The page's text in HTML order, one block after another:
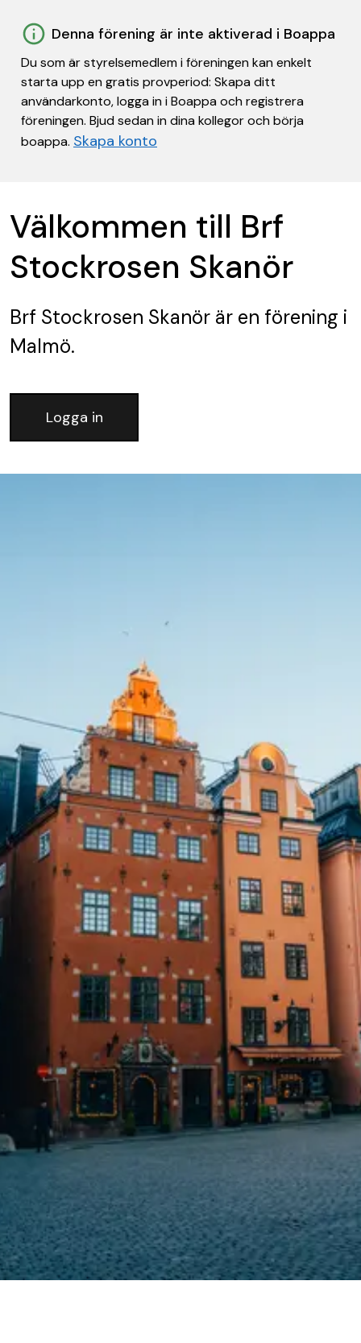
Denna förening är inte aktiverad i Boappa
Du som är styrelsemedlem i föreningen kan enkelt
starta upp en gratis provperiod: Skapa ditt
användarkonto, logga in i Boappa och registrera
föreningen. Bjud sedan in dina kollegor och börja
boappa. Skapa konto
Välkommen till Brf
Stockrosen Skanör
Brf Stockrosen Skanör är en förening i
Malmö.
Logga in